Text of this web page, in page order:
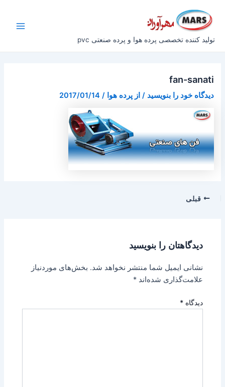
محتوا
تولید کننده تخصصی پرده هوا و پرده صنعتی pvc
fan-sanati
دیدگاه‌ خود را بنویسید / از پرده هوا/
2017/01/14
نوشته
قبلی
دیدگاهتان را بنویسید
نشانی ایمیل شما منتشر نخواهد شد. بخش‌های موردنیاز
علامت‌گذاری شده‌اند*
دیدگاه*